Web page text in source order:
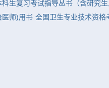
科生复习考试指导丛书（含研究
医师)用书 全国卫生专业技术资格